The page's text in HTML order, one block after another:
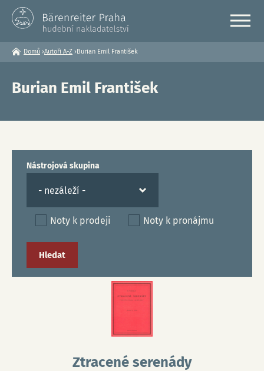
JsteDomů ›Autoři A-Z ›Burian Emil František
Burian Emil František
Nástrojová skupina
Noty k prodeji Noty k pronájmu
Ztracené serenády